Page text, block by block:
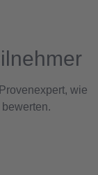
wie